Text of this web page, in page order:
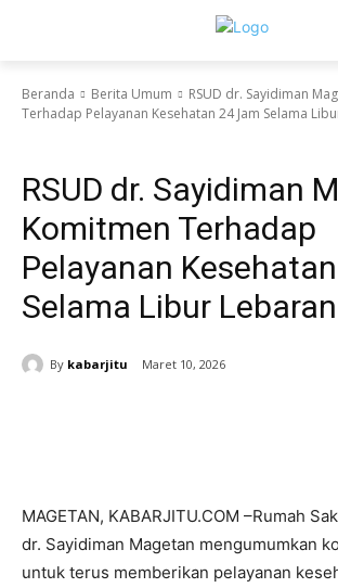
Beranda Berita Umum
RSUD dr. Sayidiman
Terhadap Pelayanan Kesehatan 24 Jam Selama
RSUD dr. Sayidiman
Komitmen Terhadap
Pelayanan
Selama Libur Lebaran
By kabarjitu Maret 10, 2026
MAGETAN, KABARJITU.COM –Rumah
dr. Sayidiman Magetan mengumumkan
untuk terus memberikan pelayanan